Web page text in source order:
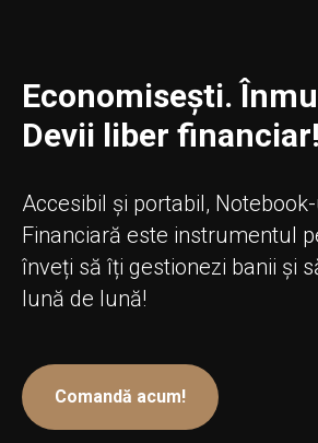
Economisești.
Devii liber financiar!
Accesibil și portabil,
Financiară este instrumentul
înveți să îți gestionezi banii și
lună de lună!
Comandă acum!